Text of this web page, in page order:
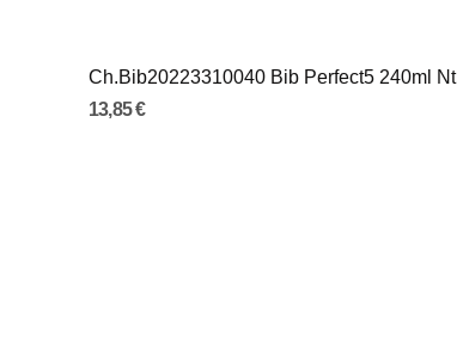
Ch.Bib20223310040 Bib Perfect5 240ml Nt
13,85 €